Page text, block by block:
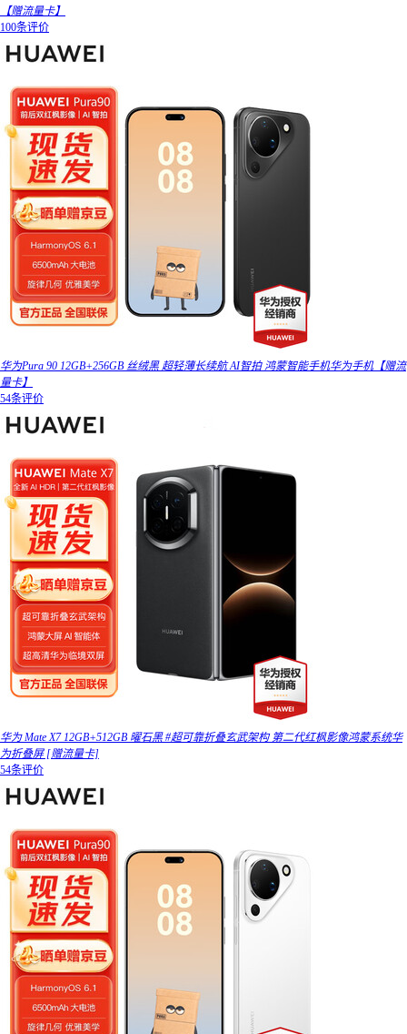
【赠流量卡】
100条评价
华为Pura 90 12GB+256GB 丝绒黑 超轻薄长续航 AI智拍 鸿蒙智能手机华为手机【赠流
量卡】
54条评价
华为 Mate X7 12GB+512GB 曜石黑 #超可靠折叠玄武架构 第二代红枫影像鸿蒙系统华
为折叠屏 [赠流量卡]
54条评价